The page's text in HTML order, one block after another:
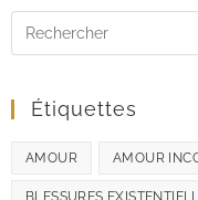
Étiquettes
AMOUR AMOUR
BLESSURES